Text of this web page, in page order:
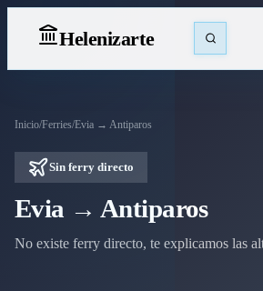
Helenizarte
Inicio/Ferries/Evia → Antiparos
Sin ferry directo
Evia → Antiparos
No existe ferry directo, te explicamos las